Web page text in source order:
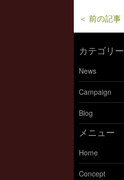
＜ 前の記事
カテゴリー
News
Campaign
Blog
メニュー
Home
Concept